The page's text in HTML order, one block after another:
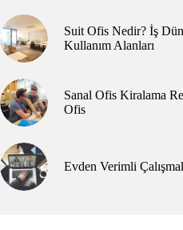
Suit Ofis Nedir? İş
Kullanım Alanları
Sanal Ofis Kiralama
Ofis
Evden Verimli